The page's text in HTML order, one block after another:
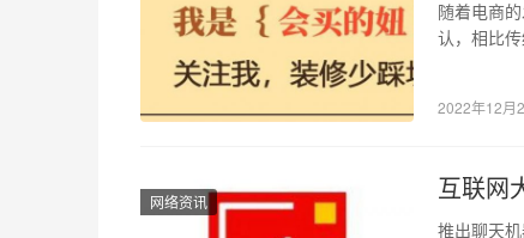
随着电商
认，相比
2022年12月
网络资讯 互联网
推出聊天